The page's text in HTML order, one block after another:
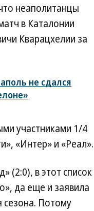
неаполитанцы
в Каталонии
Кварацхелии за
не сдался
участниками 1/4
«Интер» и «Реал».
(2:0), в этот список
да еще и заявила
сезона. Потому